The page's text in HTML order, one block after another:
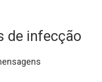
de infecção